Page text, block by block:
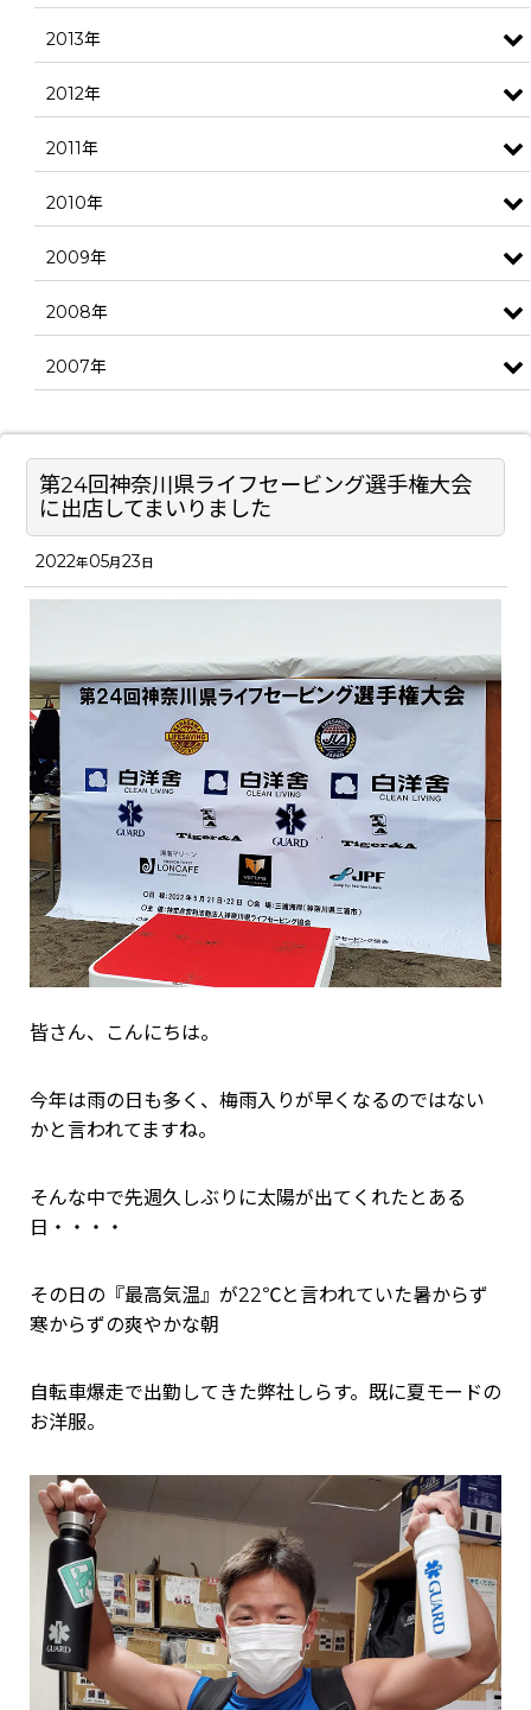
第24回神奈川県ライフセービング選手権大会
に出店してまいりました
2022年05月23日
皆さん、こんにちは。
今年は雨の日も多く、梅雨入りが早くなるのではない
かと言われてますね。
そんな中で先週久しぶりに太陽が出てくれたとある
日・・・・
その日の『最高気温』が22℃と言われていた暑からず
寒からずの爽やかな朝
自転車爆走で出勤してきた弊社しらす。既に夏モードの
お洋服。
2013年
2012年
2011年
2010年
2009年
2008年
2007年